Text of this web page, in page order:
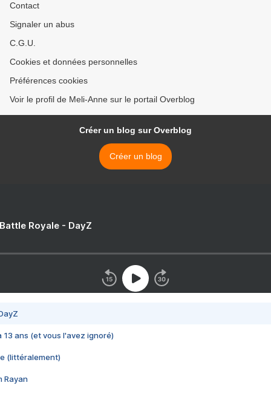
Contact
Signaler un abus
C.G.U.
Cookies et données personnelles
Préférences cookies
Voir le profil de Meli-Anne sur le portail Overblog
Créer un blog sur Overblog
Créer un blog
Royale - DayZ
13 ans (et vous l'avez ignoré)
(littéralement)
Rayan